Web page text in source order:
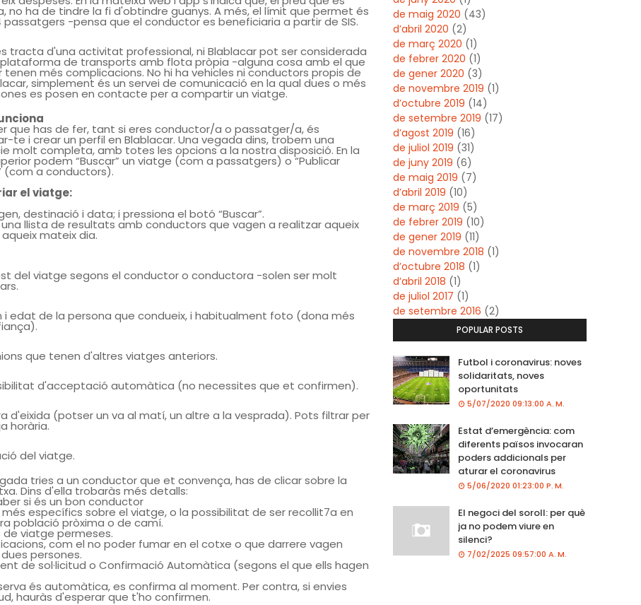
no ha de tindre la fi d'obtindre guanys. A més, el límit que permet és
passatgers -pensa que el conductor es beneficiaria a partir de SIS.
tracta d'una activitat professional, ni Blablacar pot ser considerada
de transports amb flota pròpia -alguna cosa amb el que
tenen més complicacions. No hi ha vehicles ni conductors propis de
simplement és un servei de comunicació en la qual dues o més
es posen en contacte per a compartir un viatge.
que has de fer, tant si eres conductor/a o passatger/a, és
te i crear un perfil en Blablacar. Una vegada dins, trobem una
molt completa, amb totes les opcions a la nostra disposició. En la
podem “Buscar” un viatge (com a passatgers) o “Publicar
(com a conductors).
el viatge:
destinació i data; i pressiona el botó “Buscar”.
una llista de resultats amb conductors que vagen a realitzar aqueix
mateix dia.
del viatge segons el conductor o conductora -solen ser molt
i edat de la persona que condueix, i habitualment foto (dona més
que tenen d'altres viatges anteriors.
d'acceptació automàtica (no necessites que et confirmen).
d'eixida (potser un va al matí, un altre a la vesprada). Pots filtrar per
horària.
del viatge.
tries a un conductor que et convença, has de clicar sobre la
Dins d'ella trobaràs més detalls:
si és un bon conductor
específics sobre el viatge, o la possibilitat de ser recollit7a en
població pròxima o de camí.
de viatge permeses.
com el no poder fumar en el cotxe o que darrere vagen
persones.
de sol·licitud o Confirmació Automàtica (segons el que ells hagen
és automàtica, es confirma al moment. Per contra, si envies
hauràs d'esperar que t'ho confirmen.
de maig 2020 (43)
d’abril 2020 (2)
de març 2020 (1)
de febrer 2020 (1)
de gener 2020 (3)
de novembre 2019 (1)
d’octubre 2019 (14)
de setembre 2019 (17)
d’agost 2019 (16)
de juliol 2019 (31)
de juny 2019 (6)
de maig 2019 (7)
d’abril 2019 (10)
de març 2019 (5)
de febrer 2019 (10)
de gener 2019 (11)
de novembre 2018 (1)
d’octubre 2018 (1)
d’abril 2018 (1)
de juliol 2017 (1)
de setembre 2016 (2)
POPULAR POSTS
Futbol i coronavirus: noves
solidaritats, noves
oportunitats
5/07/2020 09:13:00 A. M.
Estat d’emergència: com
diferents països invocaran
poders addicionals per
aturar el coronavirus
5/06/2020 01:23:00 P. M.
El negoci del soroll: per què
ja no podem viure en
silenci?
7/02/2025 09:57:00 A. M.